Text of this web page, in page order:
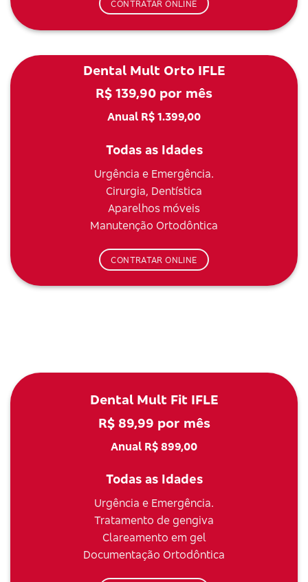
CONTRATAR ONLINE
Dental Mult Orto IFLE
R$ 139,90 por mês
Anual R$ 1.399,00
Todas as Idades
Urgência e Emergência.
Cirurgia, Dentística
Aparelhos móveis
Manutenção Ortodôntica
CONTRATAR ONLINE
Dental Mult Fit IFLE
R$ 89,99 por mês
Anual R$ 899,00
Todas as Idades
Urgência e Emergência.
Tratamento de gengiva
Clareamento em gel
Documentação Ortodôntica